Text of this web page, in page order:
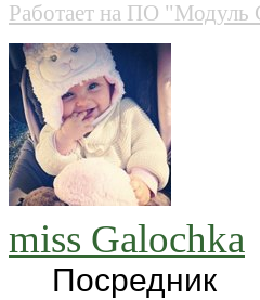
Работает на ПО "Модуль
miss Galochka
Посредник